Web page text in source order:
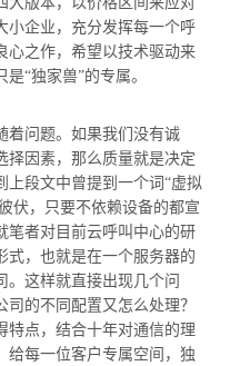
小企业，充分发挥每一个呼
心之作，希望以技术驱动来
“独家兽”的专属。
着问题。如果我们没有诚
择因素，那么质量就是决定
上段文中曾提到一个词“虚拟
伏，只要不依赖设备的都宣
笔者对目前云呼叫中心的研
式，也就是在一个服务器的
这样就直接出现几个问
的不同配置又怎么处理？
特点，结合十年对通信的理
给每一位客户专属空间，独